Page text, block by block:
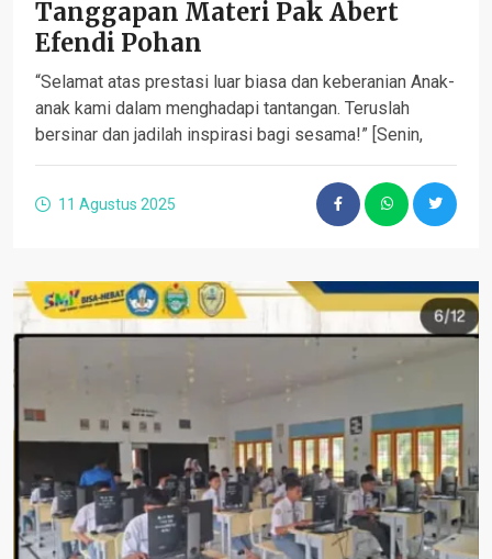
Tanggapan Materi Pak Abert
Efendi Pohan
“Selamat atas prestasi luar biasa dan keberanian Anak-
anak kami dalam menghadapi tantangan. Teruslah
bersinar dan jadilah inspirasi bagi sesama!” [Senin,
11 Agustus 2025